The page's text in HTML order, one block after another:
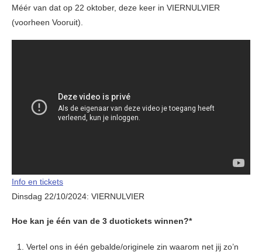
Méér van dat op 22 oktober, deze keer in VIERNULVIER
(voorheen Vooruit).
Info en tickets
Dinsdag 22/10/2024: VIERNULVIER
Hoe kan je één van de 3 duotickets winnen?*
Vertel ons in één gebalde/originele zin waarom net jij zo’n